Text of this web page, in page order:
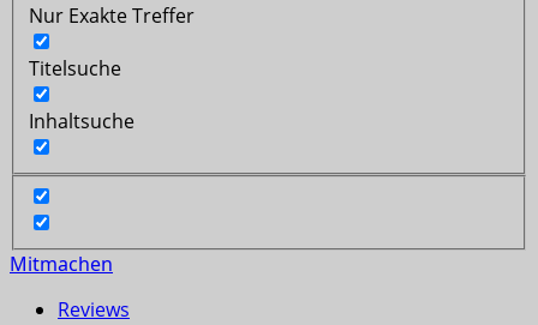
Nur Exakte Treffer
Titelsuche
Inhaltsuche
Mitmachen
Reviews